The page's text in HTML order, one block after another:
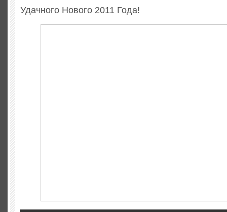
Удачного Нового 2011 Года!